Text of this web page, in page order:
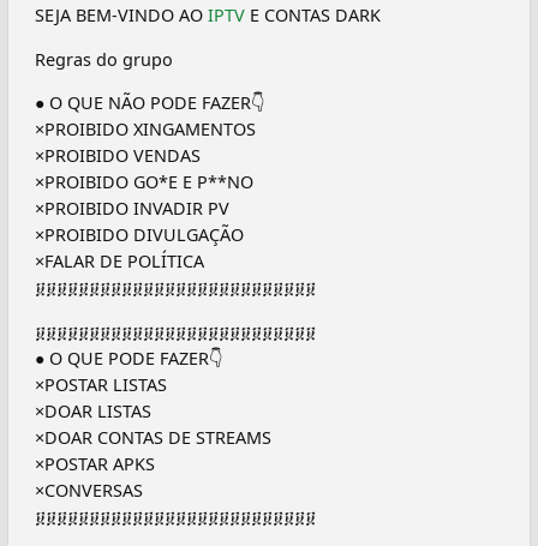
SEJA BEM-VINDO AO IPTV E CONTAS DARK
Regras do grupo
● O QUE NÃO PODE FAZER👇
×PROIBIDO XINGAMENTOS
×PROIBIDO VENDAS
×PROIBIDO GO*E E P**NO
×PROIBIDO INVADIR PV
×PROIBIDO DIVULGAÇÃO
×FALAR DE POLÍTICA
፱፱፱፱፱፱፱፱፱፱፱፱፱፱፱፱፱፱፱፱፱፱፱፱፱፱
፱፱፱፱፱፱፱፱፱፱፱፱፱፱፱፱፱፱፱፱፱፱፱፱፱፱
● O QUE PODE FAZER👇
×POSTAR LISTAS
×DOAR LISTAS
×DOAR CONTAS DE STREAMS
×POSTAR APKS
×CONVERSAS
፱፱፱፱፱፱፱፱፱፱፱፱፱፱፱፱፱፱፱፱፱፱፱፱፱፱